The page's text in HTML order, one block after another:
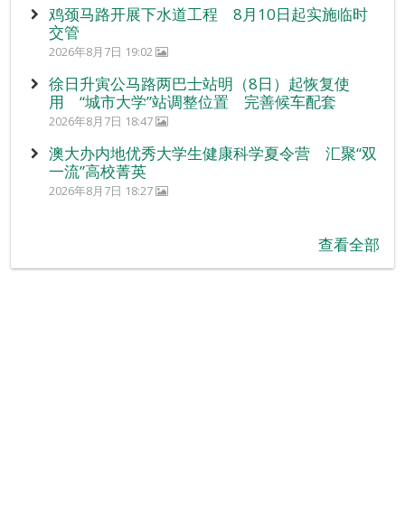
鸡颈马路开展下水道工程 8月10日起实施临时
交管
2026年8月7日 19:02
徐日升寅公马路两巴士站明（8日）起恢复使
用 “城市大学”站调整位置 完善候车配套
2026年8月7日 18:47
澳大办内地优秀大学生健康科学夏令营 汇聚“双
一流”高校菁英
2026年8月7日 18:27
查看全部